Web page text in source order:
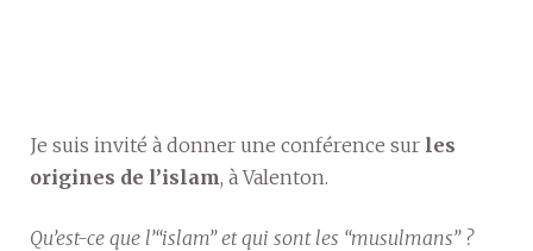
Je suis invité à donner une conférence sur les
origines de l’islam, à Valenton.
Qu’est-ce que l’“islam” et qui sont les “musulmans” ?